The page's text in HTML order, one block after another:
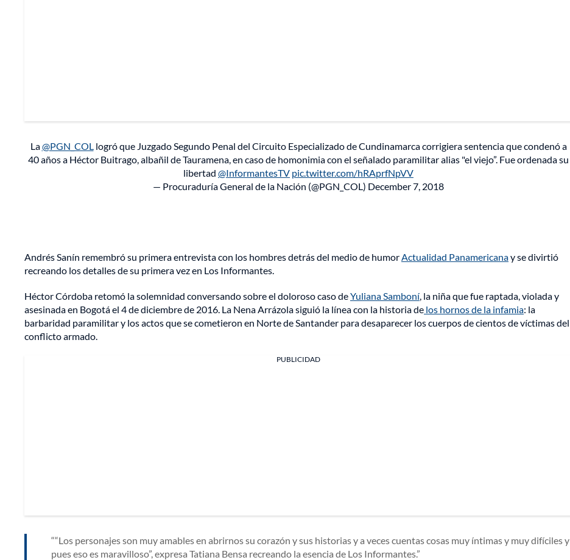
La@PGN_COL logró que Juzgado Segundo Penal del Circuito Especializado de Cundinamarca corrigiera sentencia que condenó a
40 años a Héctor Buitrago, albañil de Tauramena, en caso de homonimia con el señalado paramilitar alias "el viejo”. Fue ordenada su
libertad @InformantesTV pic.twitter.com/hRAprfNpVV
— Procuraduría General de la Nación (@PGN_COL) December 7, 2018
Andrés Sanín remembró su primera entrevista con los hombres detrás del medio de humor Actualidad Panamericanay se divirtió
recreando los detalles de su primera vez en Los Informantes.
Héctor Córdoba retomó la solemnidad conversando sobre el doloroso caso deYuliana Samboní , la niña que fue raptada, violada y
asesinada en Bogotá el 4 de diciembre de 2016. La Nena Arrázola siguió la línea con la historia de los hornos de la infamia: la
barbaridad paramilitar y los actos que se cometieron en Norte de Santander para desaparecer los cuerpos de cientos de víctimas del
conflicto armado.
PUBLICIDAD
“Los personajes son muy amables en abrirnos su corazón y sus historias y a veces cuentas cosas muy íntimas y muy difíciles y
pues eso es maravilloso”, expresa Tatiana Bensa recreando la esencia de Los Informantes.